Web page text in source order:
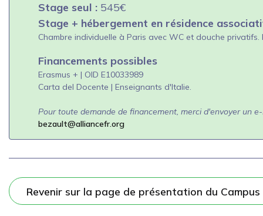
Stage seul : 545€
Stage + hébergement en résidence
Chambre individuelle à Paris avec WC et douche
Financements possibles
Erasmus + | OID E10033989
Carta del Docente | Enseignants d'Italie.
Pour toute demande de financement, merci d'envoyer un
bezault@alliancefr.org
Revenir sur la page de présentation du Campus